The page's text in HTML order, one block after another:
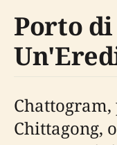
Porto
Chittagong,